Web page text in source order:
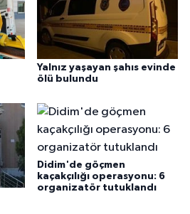
Yalnız yaşayan şahıs evinde
ölü bulundu
Didim'de göçmen
kaçakçılığı operasyonu: 6
organizatör tutuklandı